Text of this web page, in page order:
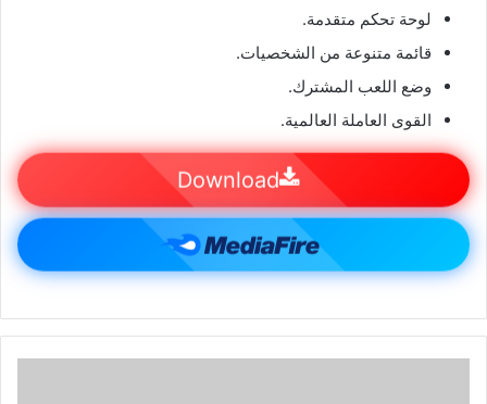
لوحة تحكم متقدمة.
قائمة متنوعة من الشخصيات.
وضع اللعب المشترك.
القوى العاملة العالمية.
Download